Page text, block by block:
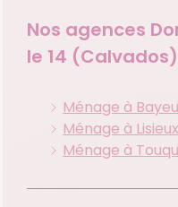
Nos agences
le 14 (Calvados)
Ménage à
Ménage à Lisieux
Ménage à